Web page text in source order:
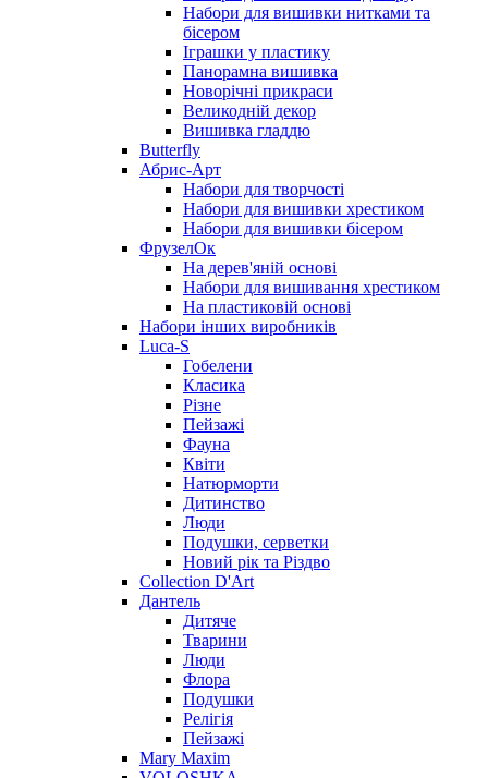
Набори для вишивки нитками та
бісером
Іграшки у пластику
Панорамна вишивка
Новорічні прикраси
Великодній декор
Вишивка гладдю
Butterfly
Абрис-Арт
Набори для творчості
Набори для вишивки хрестиком
Набори для вишивки бісером
ФрузелОк
На дерев'яній основі
Набори для вишивання хрестиком
На пластиковій основі
Набори інших виробників
Luca-S
Гобелени
Класика
Різне
Пейзажі
Фауна
Квіти
Натюрморти
Дитинство
Люди
Подушки, серветки
Новий рік та Різдво
Collection D'Art
Дантель
Дитяче
Тварини
Люди
Флора
Подушки
Релігія
Пейзажі
Mary Maxim